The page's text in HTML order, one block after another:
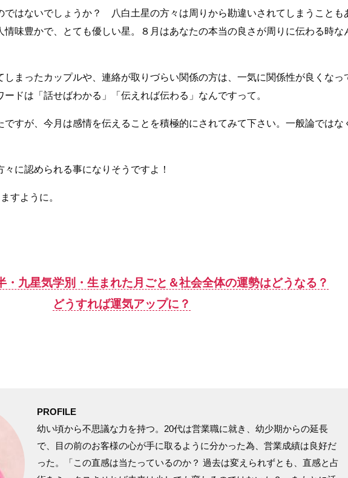
ではないでしょうか？ 八白土星の方々は周りから勘違いされてしまうことも
情味豊かで、とても優しい星。８月はあなたの本当の良さが周りに伝わる時な
しまったカップルや、連絡が取りづらい関係の方は、一気に関係性が良くなっ
ドは「話せばわかる」「伝えれば伝わる」なんですって。
ですが、今月は感情を伝えることを積極的にされてみて下さい。一般論ではな
に認められる事になりそうですよ！
すように。
・九星気学別・生まれた月ごと＆社会全体の運勢はどうなる？
どうすれば運気アップに？
PROFILE
幼い頃から不思議な力を持つ。20代は営業職に就き、幼少期からの延長
で、目の前のお客様の心が手に取るように分かった為、営業成績は良好だ
った。「この直感は当たっているのか？ 過去は変えられずとも、直感と占